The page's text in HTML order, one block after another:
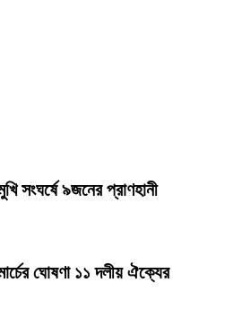
সংঘর্ষে ৯জনের প্রাণহানী
ঘোষণা ১১ দলীয় ঐক্যের